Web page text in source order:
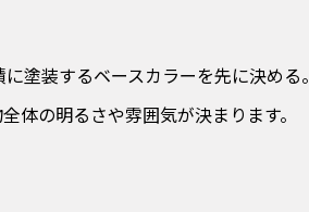
塗装するベースカラーを先に決める。
の明るさや雰囲気が決まります。